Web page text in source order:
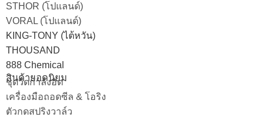
STHOR (โปแลนด์)
VORAL (โปแลนด์)
KING-TONY (ไต้หวัน)
THOUSAND
888 Chemical
สินค้ายอดนิยม
ชุดวัดกำลังอัด
เครื่องมือถอดซีล & โอริง
ตัวกดสปริงวาล์ว